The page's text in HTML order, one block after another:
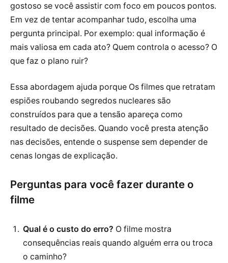
gostoso se você assistir com foco em poucos pontos.
Em vez de tentar acompanhar tudo, escolha uma
pergunta principal. Por exemplo: qual informação é
mais valiosa em cada ato? Quem controla o acesso? O
que faz o plano ruir?
Essa abordagem ajuda porque Os filmes que retratam
espiões roubando segredos nucleares são
construídos para que a tensão apareça como
resultado de decisões. Quando você presta atenção
nas decisões, entende o suspense sem depender de
cenas longas de explicação.
Perguntas para você fazer durante o
filme
Qual é o custo do erro? O filme mostra
consequências reais quando alguém erra ou troca
o caminho?